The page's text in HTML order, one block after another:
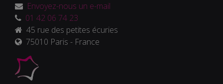
Envoyez-nous un e-mail
01 42 06 74 23
45 rue des petites écuries
75010 Paris - France